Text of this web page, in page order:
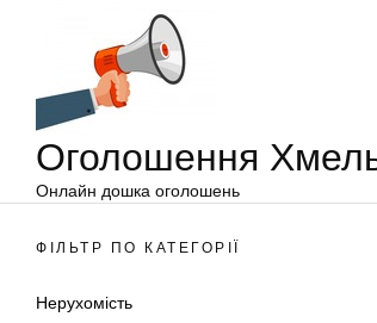
Оголошення
Онлайн дошка оголошень
ФІЛЬТР ПО КАТЕГОРІЇ
Нерухомість